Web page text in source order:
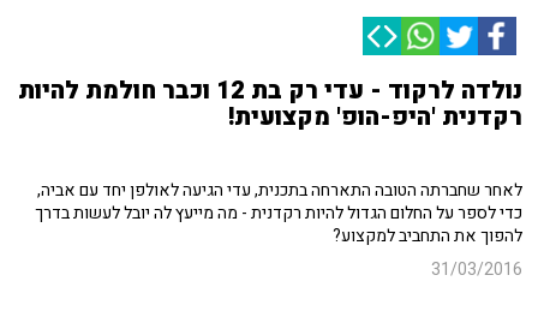
נולדה לרקוד - עדי רק בת 12 וכבר חולמת להיות
רקדנית 'היפ-הופ' מקצועית!
לאחר שחברתה הטובה התארחה בתכנית, עדי הגיעה לאולפן יחד עם אביה,
כדי לספר על החלום הגדול להיות רקדנית - מה מייעץ לה יובל לעשות בדרך
להפוך את התחביב למקצוע?
31/03/2016